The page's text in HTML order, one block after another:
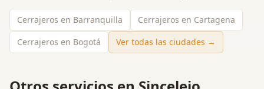
Cerrajeros en Barranquilla
Cerrajeros en Cartagena
Cerrajeros en Bogotá
Ver todas las ciudades →